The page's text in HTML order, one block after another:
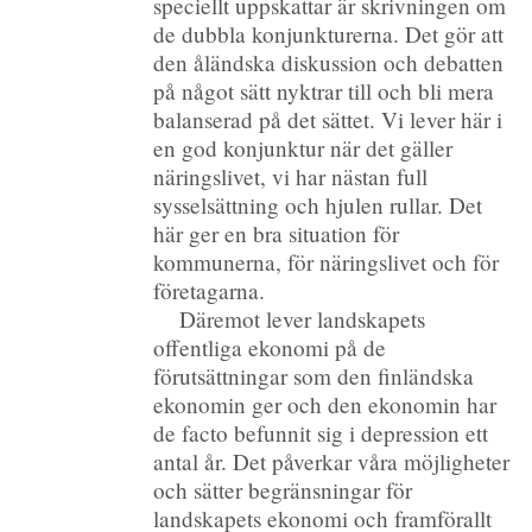
de dubbla konjunkturerna. Det gör att
den åländska diskussion och debatten
på något sätt nyktrar till och bli mera
balanserad på det sättet. Vi lever här i
en god konjunktur när det gäller
näringslivet, vi har nästan full
sysselsättning och hjulen rullar. Det
här ger en bra situation för
kommunerna, för näringslivet och för
företagarna.
Däremot lever landskapets
offentliga ekonomi på de
förutsättningar som den finländska
ekonomin ger och den ekonomin har
de facto befunnit sig i depression ett
antal år. Det påverkar våra möjligheter
och sätter begränsningar för
landskapets ekonomi och framförallt